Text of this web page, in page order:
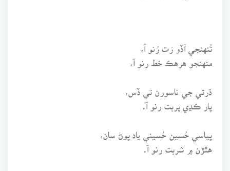
تُنهنجي آڏو رَت رُنو آ،
منهنجو هرهڪ خط رنو آ،
ڌرتي جي ناسورن تي ڏس،
پار ڪڍي پربت رنو آ.
پياسي حُسين حُسيني ياد پوڻ سان،
هٿڙن ۾ شربت رنو آ.